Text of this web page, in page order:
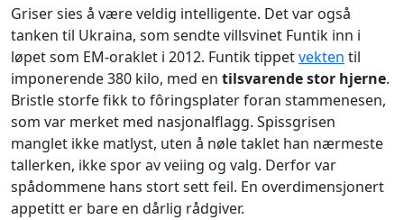
Griser sies å være veldig intelligente. Det var også
tanken til Ukraina, som sendte villsvinet Funtik inn i
løpet som EM-oraklet i 2012. Funtik tippetvekten til
imponerende 380 kilo, med en tilsvarende stor hjerne.
Bristle storfe fikk to fôringsplater foran stammenesen,
som var merket med nasjonalflagg. Spissgrisen
manglet ikke matlyst, uten å nøle taklet han nærmeste
tallerken, ikke spor av veiing og valg. Derfor var
spådommene hans stort sett feil. En overdimensjonert
appetitt er bare en dårlig rådgiver.